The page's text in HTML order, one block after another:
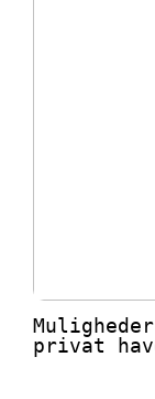
privat